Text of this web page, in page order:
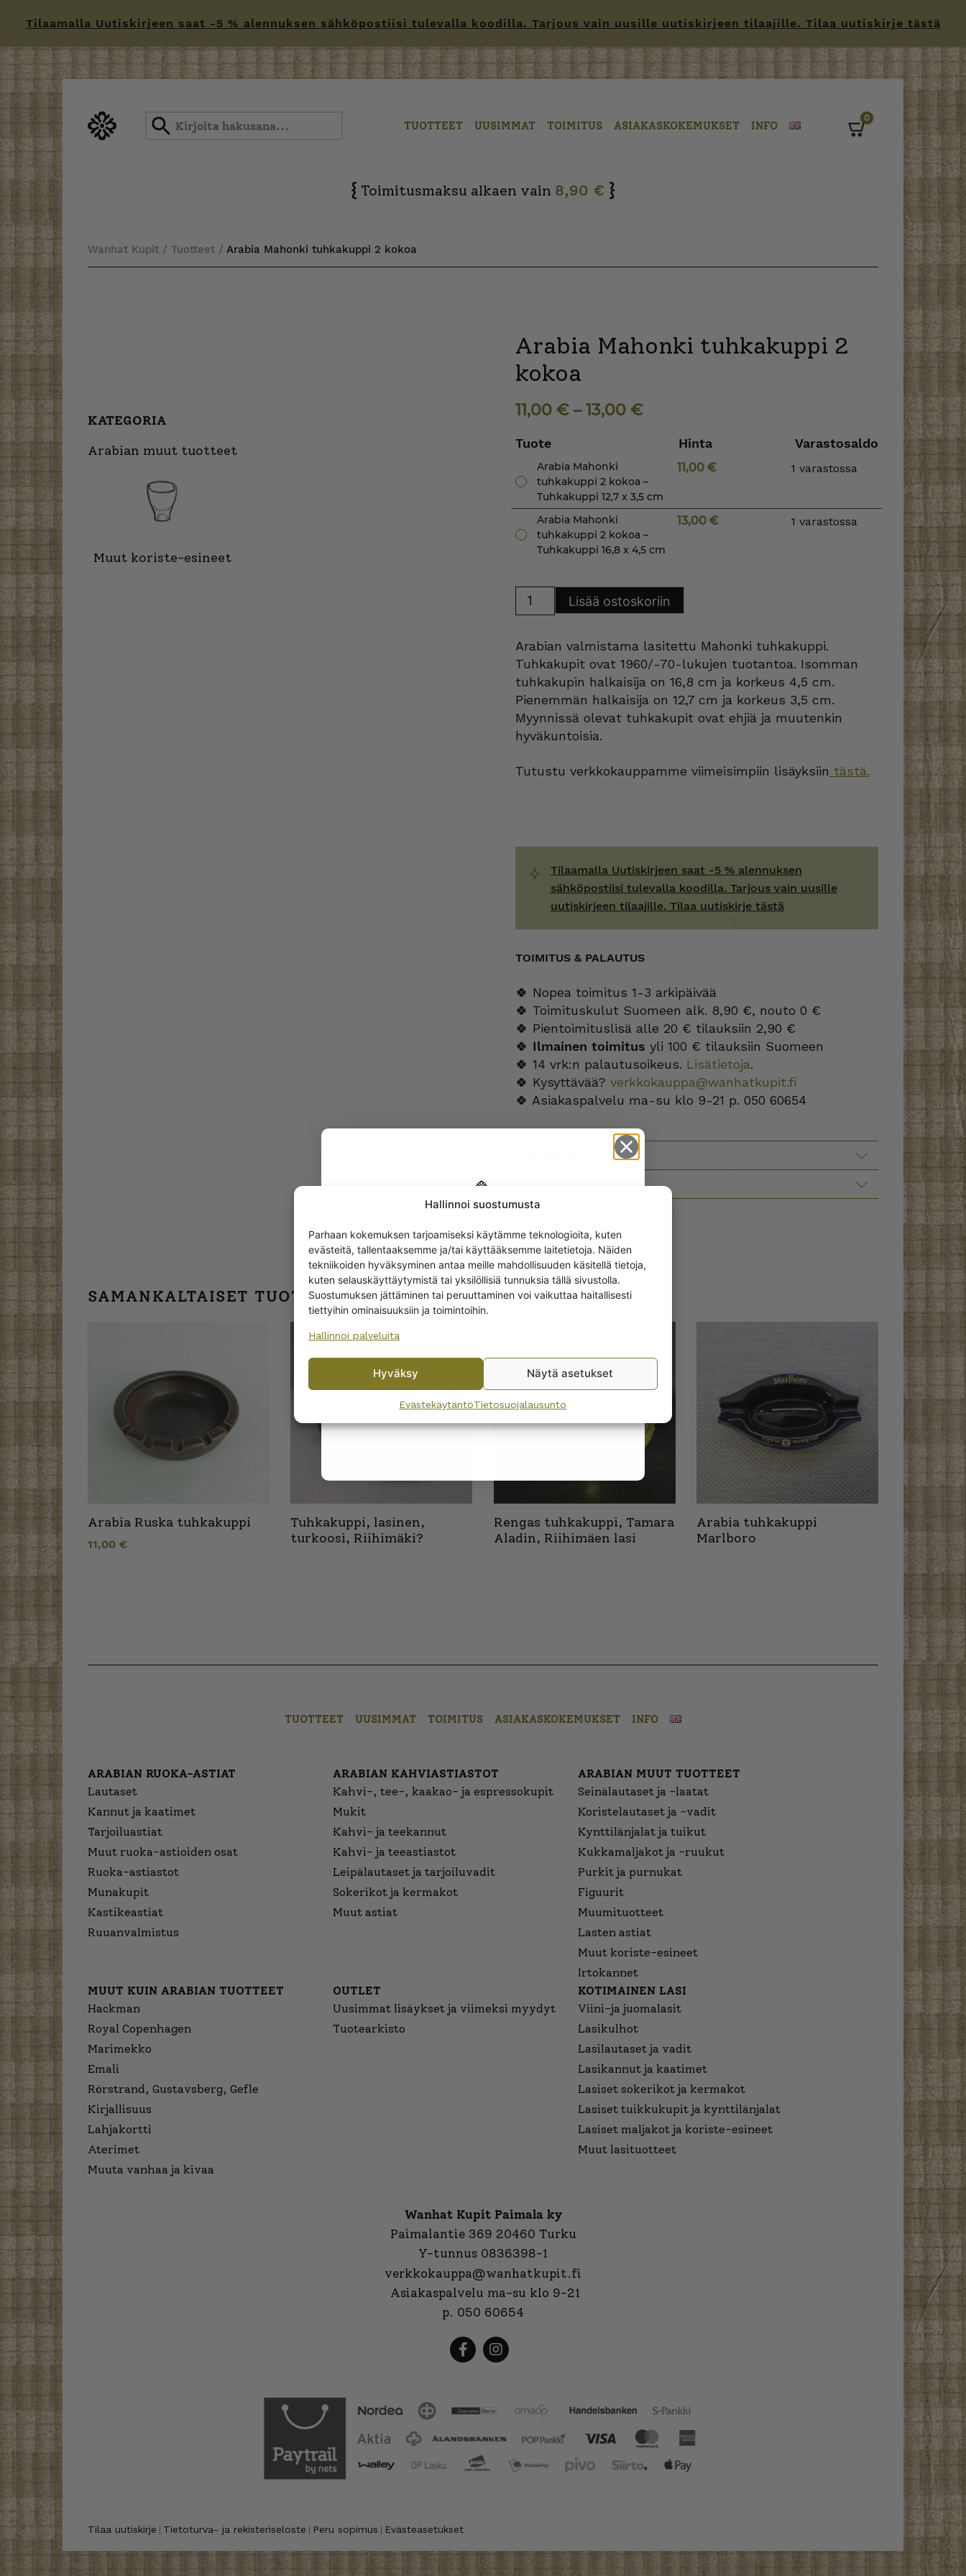
Hallinnoi suostumusta
Parhaan kokemuksen tarjoamiseksi käytämme teknologioita, kuten
evästeitä, tallentaaksemme ja/tai käyttääksemme laitetietoja. Näiden
tekniikoiden hyväksyminen antaa meille mahdollisuuden käsitellä tietoja,
kuten selauskäyttäytymistä tai yksilöllisiä tunnuksia tällä sivustolla.
Suostumuksen jättäminen tai peruuttaminen voi vaikuttaa haitallisesti
tiettyihin ominaisuuksiin ja toimintoihin.
Hallinnoi palveluita
Hyväksy Näytä asetukset
EvästekäytäntöTietosuojalausunto
Tilaamalla Uutiskirjeen saat -5 % alennuksen sähköpostiisi tulevalla koodilla. Tarjous vain uusille uutiskirjeen tilaajille. Tilaa uutiskirje tästä
to
TUOTTEET UUSIMMAT TOIMITUS ASIAKASKOKEMUKSET INFO
0
{ Toimitusmaksu alkaen vain 8,90 € }
Wanhat Kupit / Tuotteet / Arabia Mahonki tuhkakuppi 2 kokoa
KATEGORIA
Arabian muut tuotteet
Muut koriste-esineet
Arabia Mahonki tuhkakuppi 2
kokoa
11,00 €–13,00 €
Tuote Hinta Varastosaldo
Arabia Mahonki
tuhkakuppi 2 kokoa –
Tuhkakuppi 12,7 x 3,5 cm
11,00 € 1 varastossa
Arabia Mahonki
tuhkakuppi 2 kokoa –
Tuhkakuppi 16,8 x 4,5 cm
13,00 € 1 varastossa
Mahonki
määrä
Lisää ostoskoriin
Arabian valmistama lasitettu Mahonki tuhkakuppi.
Tuhkakupit ovat 1960/-70-lukujen tuotantoa. Isomman
tuhkakupin halkaisija on 16,8 cm ja korkeus 4,5 cm.
Pienemmän halkaisija on 12,7 cm ja korkeus 3,5 cm.
Myynnissä olevat tuhkakupit ovat ehjiä ja muutenkin
hyväkuntoisia.
Tutustu verkkokauppamme viimeisimpiin lisäyksiin tästä.
Tilaamalla Uutiskirjeen saat -5 % alennuksen
sähköpostiisi tulevalla koodilla. Tarjous vain uusille
uutiskirjeen tilaajille. Tilaa uutiskirje tästä
TOIMITUS & PALAUTUS
🍀 Nopea toimitus 1-3 arkipäivää
🍀 Toimituskulut Suomeen alk. 8,90 €, nouto 0 €
🍀 Pientoimituslisä alle 20 € tilauksiin 2,90 €
🍀 Ilmainen toimitus yli 100 € tilauksiin Suomeen
🍀 14 vrk:n palautusoikeus. Lisätietoja.
🍀 Kysyttävää? verkkokauppa@wanhatkupit.fi
🍀 Asiakaspalvelu ma-su klo 9-21 p. 050 60654
SAMANKALTAISET TUOTTEET
Arabia Ruska tuhkakuppi
11,00 €
Tuhkakuppi, lasinen,
turkoosi, Riihimäki?
Rengas tuhkakuppi, Tamara
Aladin, Riihimäen lasi
Arabia tuhkakuppi
Marlboro
TUOTTEET UUSIMMAT TOIMITUS ASIAKASKOKEMUKSET INFO
ARABIAN RUOKA-ASTIAT
Lautaset
Kannut ja kaatimet
Tarjoiluastiat
Muut ruoka-astioiden osat
Ruoka-astiastot
Munakupit
Kastikeastiat
Ruuanvalmistus
ARABIAN KAHVIASTIASTOT
Kahvi-, tee-, kaakao- ja espressokupit
Mukit
Kahvi- ja teekannut
Kahvi- ja teeastiastot
Leipälautaset ja tarjoiluvadit
Sokerikot ja kermakot
Muut astiat
ARABIAN MUUT TUOTTEET
Seinälautaset ja -laatat
Koristelautaset ja -vadit
Kynttilänjalat ja tuikut
Kukkamaljakot ja -ruukut
Purkit ja purnukat
Figuurit
Muumituotteet
Lasten astiat
Muut koriste-esineet
Irtokannet
MUUT KUIN ARABIAN TUOTTEET
Hackman
Royal Copenhagen
Marimekko
Emali
Rörstrand, Gustavsberg, Gefle
Kirjallisuus
Lahjakortti
Aterimet
Muuta vanhaa ja kivaa
OUTLET
Uusimmat lisäykset ja viimeksi myydyt
Tuotearkisto
KOTIMAINEN LASI
Viini-ja juomalasit
Lasikulhot
Lasilautaset ja vadit
Lasikannut ja kaatimet
Lasiset sokerikot ja kermakot
Lasiset tuikkukupit ja kynttilänjalat
Lasiset maljakot ja koriste-esineet
Muut lasituotteet
Wanhat Kupit Paimala ky
Paimalantie 369 20460 Turku
Y-tunnus 0836398-1
verkkokauppa@wanhatkupit.fi
Asiakaspalvelu ma-su klo 9-21
p. 050 60654
Tilaa uutiskirje Tietoturva- ja rekisteriseloste Peru sopimus Evästeasetukset
Get -5%
off?
Yes! I want the discount
By subscribing to the newsletter, you consent to receiving messages from
Wanhojen kuppien and confirm that you have read and accepted